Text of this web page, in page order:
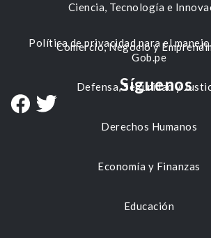
Ciencia, Tecnología e
Comercio, Negocio y
Defensa, Seguridad y
Derechos Humanos
Economía y Finanzas
Educación
Política de privacidad para el
Gob.pe
Síguenos